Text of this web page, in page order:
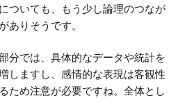
ついても、もう少し論理のつなが
ありそうです。
分では、具体的なデータや統計を
しますし、感情的な表現は客観性
ため注意が必要ですね。全体とし